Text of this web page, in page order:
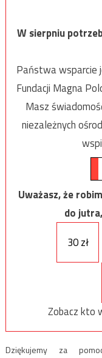
W sierpniu
Państwa wsparcie
Fundacji Magna
Masz
niezależnych
Uważasz, że
do
30 zł
Zobacz kto
Dziękujemy za